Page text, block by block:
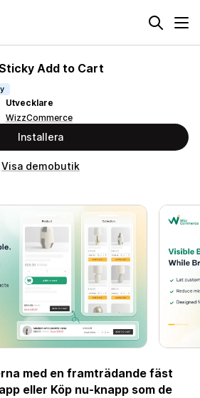
Add to Cart
Utvecklare
WizzCommerce
Installera
Visa demobutik
med en framträdande fäst
eller Köp nu-knapp som de